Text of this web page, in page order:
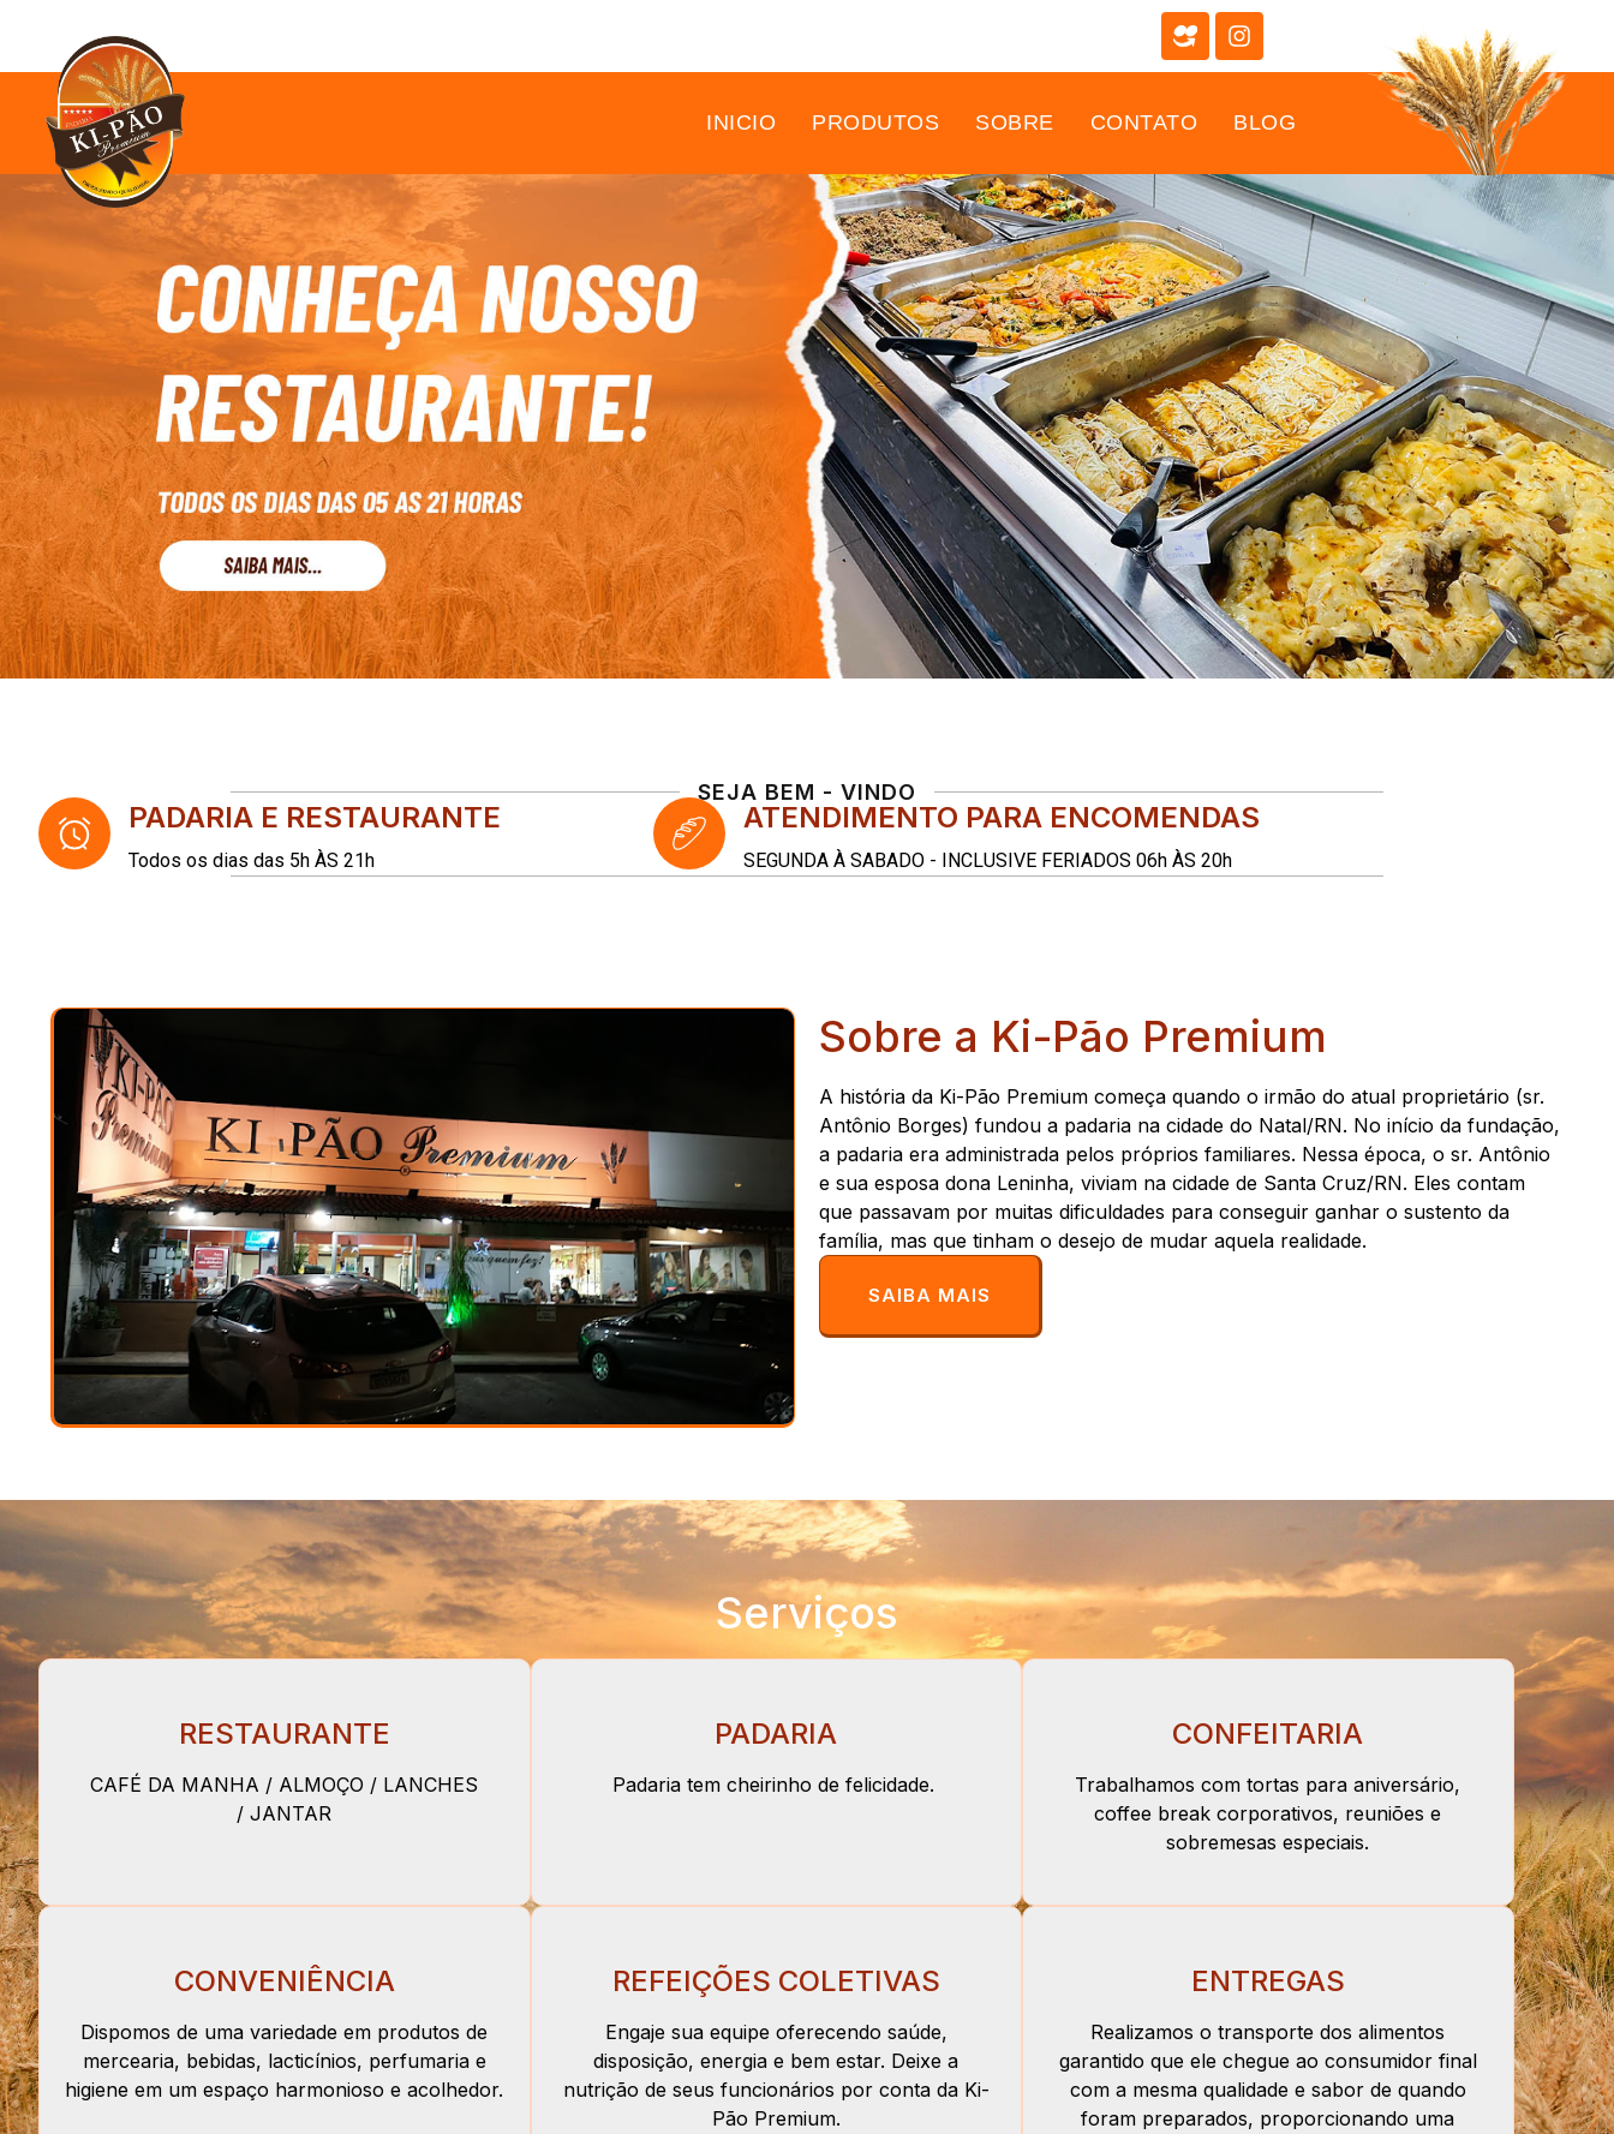
INICIO PRODUTOS SOBRE CONTATO BLOG
SEJA BEM - VINDO
PADARIA E RESTAURANTE
Todos os dias das 5h ÀS 21h
ATENDIMENTO PARA ENCOMENDAS
SEGUNDA À SABADO - INCLUSIVE FERIADOS 06h ÀS 20h
Sobre a Ki-Pão Premium
A história da Ki-Pão Premium começa quando o irmão do atual proprietário (sr.
Antônio Borges) fundou a padaria na cidade do Natal/RN. No início da fundação,
a padaria era administrada pelos próprios familiares. Nessa época, o sr. Antônio
e sua esposa dona Leninha, viviam na cidade de Santa Cruz/RN. Eles contam
que passavam por muitas dificuldades para conseguir ganhar o sustento da
família, mas que tinham o desejo de mudar aquela realidade.
SAIBA MAIS
Serviços
RESTAURANTE
CAFÉ DA MANHA / ALMOÇO / LANCHES
/ JANTAR
PADARIA
Padaria tem cheirinho de felicidade.
CONFEITARIA
Trabalhamos com tortas para aniversário,
coffee break corporativos, reuniões e
sobremesas especiais.
CONVENIÊNCIA
Dispomos de uma variedade em produtos de
mercearia, bebidas, lacticínios, perfumaria e
higiene em um espaço harmonioso e acolhedor.
REFEIÇÕES COLETIVAS
Engaje sua equipe oferecendo saúde,
disposição, energia e bem estar. Deixe a
nutrição de seus funcionários por conta da Ki-
Pão Premium.
ENTREGAS
Realizamos o transporte dos alimentos
garantido que ele chegue ao consumidor final
com a mesma qualidade e sabor de quando
foram preparados, proporcionando uma